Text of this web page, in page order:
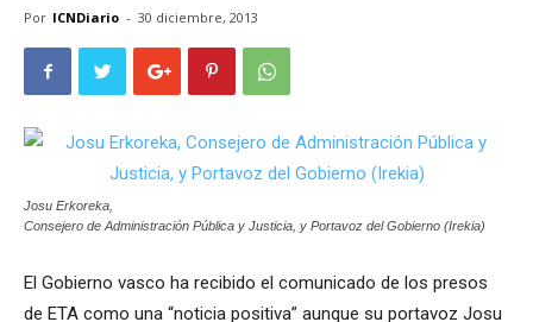
Por ICNDiario - 30 diciembre, 2013
Josu Erkoreka,
Consejero de Administración Pública y Justicia, y Portavoz del Gobierno (Irekia)
El Gobierno vasco ha recibido el comunicado de los presos
de ETA como una “noticia positiva” aunque su portavoz Josu